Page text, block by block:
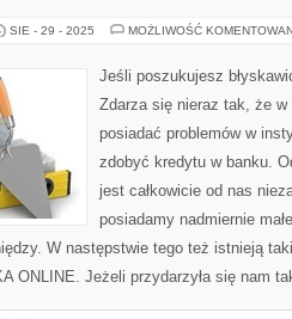
SIE - 29 - 2025 MOŻLIWOŚĆ
Jeśli poszukujesz
Zdarza się nieraz tak, że
posiadać problemów w
zdobyć kredytu w banku.
jest całkowicie od nas
posiadamy nadmiernie
W następstwie tego też istnieją
ONLINE. Jeżeli przydarzyła się nam